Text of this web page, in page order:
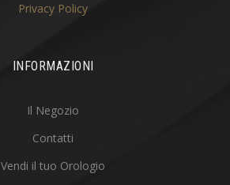
Privacy Policy
INFORMAZIONI
Il Negozio
Contatti
Vendi il tuo Orologio